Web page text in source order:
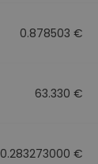
0.878503 €
63.330 €
0.283273000 €